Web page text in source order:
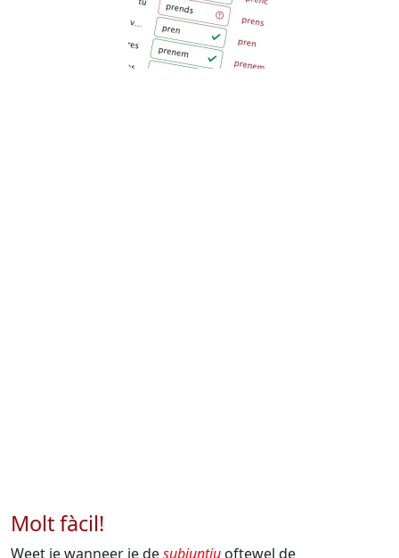
Molt fàcil!
Weet je wanneer je desubjuntiu oftewel de